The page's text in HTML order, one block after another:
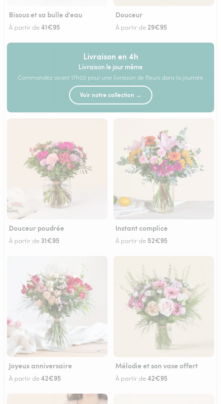
Bisous et sa bulle d'eau
À partir de41€95
Douceur
À partir de 29€95
Livraison en 4h
Livraison le jour même
Commandez avant 17h00 pour une livraison de fleurs dans la journée
Voir notre collection →
Douceur poudrée
À partir de 31€95
Instant complice
À partir de 52€95
Joyeux anniversaire
À partir de42€95
Mélodie et son vase offert
À partir de42€95